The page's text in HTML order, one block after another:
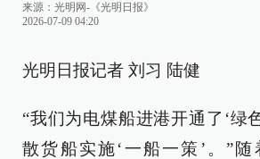
来源： 光明网-《光明日报》
2026-07-09 04:20
光明日报记者 刘习 陆健
“我们为电煤船进港开通了‘绿
散货船实施‘一船一策’。”